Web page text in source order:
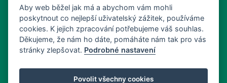
Aby web běžel jak má a abychom vám mohli
poskytnout co nejlepší uživatelský zážitek, používáme
cookies. K jejich zpracování potřebujeme váš souhlas.
Děkujeme, že nám ho dáte, pomáháte nám tak pro vás
stránky zlepšovat. Podrobné nastavení
Povolit všechny cookies